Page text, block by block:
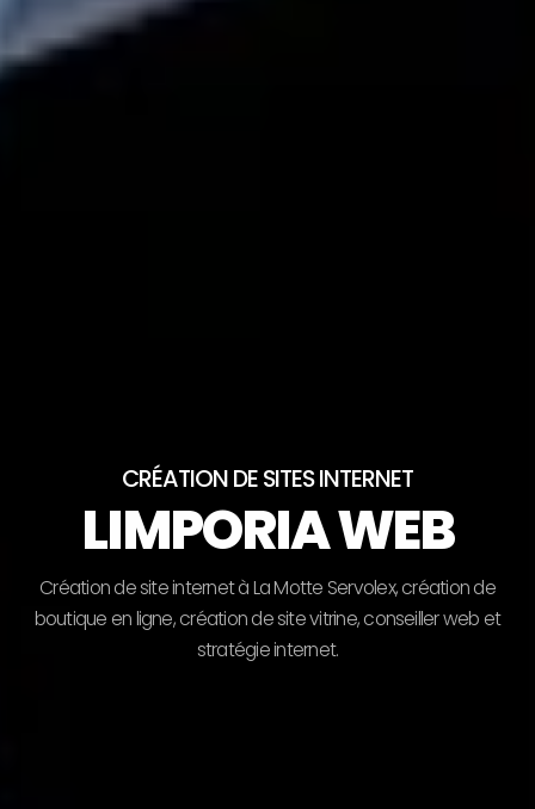
CRÉATION DE SITES INTERNET
LIMPORIA WEB
CréationdesiteinternetàLaMotte Servolex,créationde
boutique enligne,créationdesitevitrine,conseillerweb et
stratégieinternet.